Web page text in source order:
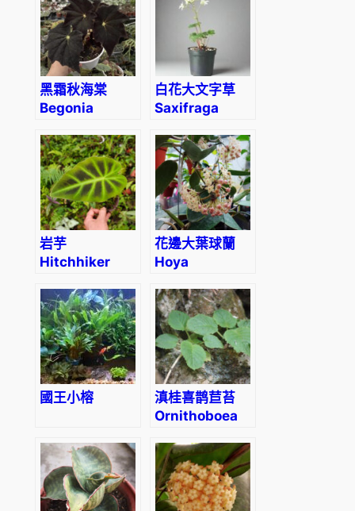
黑霜秋海棠
Begonia
白花大文字草
Saxifraga
‘Alpina’
岩芋
Hitchhiker
(Remusatia
vivipara)
花邊大葉球蘭
Hoya
variegated
國王小榕
滇桂喜鹊苣苔
Ornithoboea